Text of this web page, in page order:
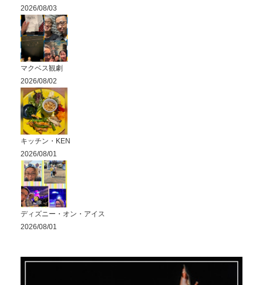
2026/08/03
マクベス観劇
2026/08/02
キッチン・KEN
2026/08/01
ディズニー・オン・アイス
2026/08/01